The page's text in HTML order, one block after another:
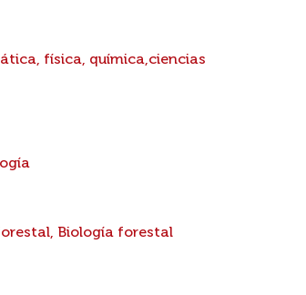
física, química,ciencias
Biología forestal